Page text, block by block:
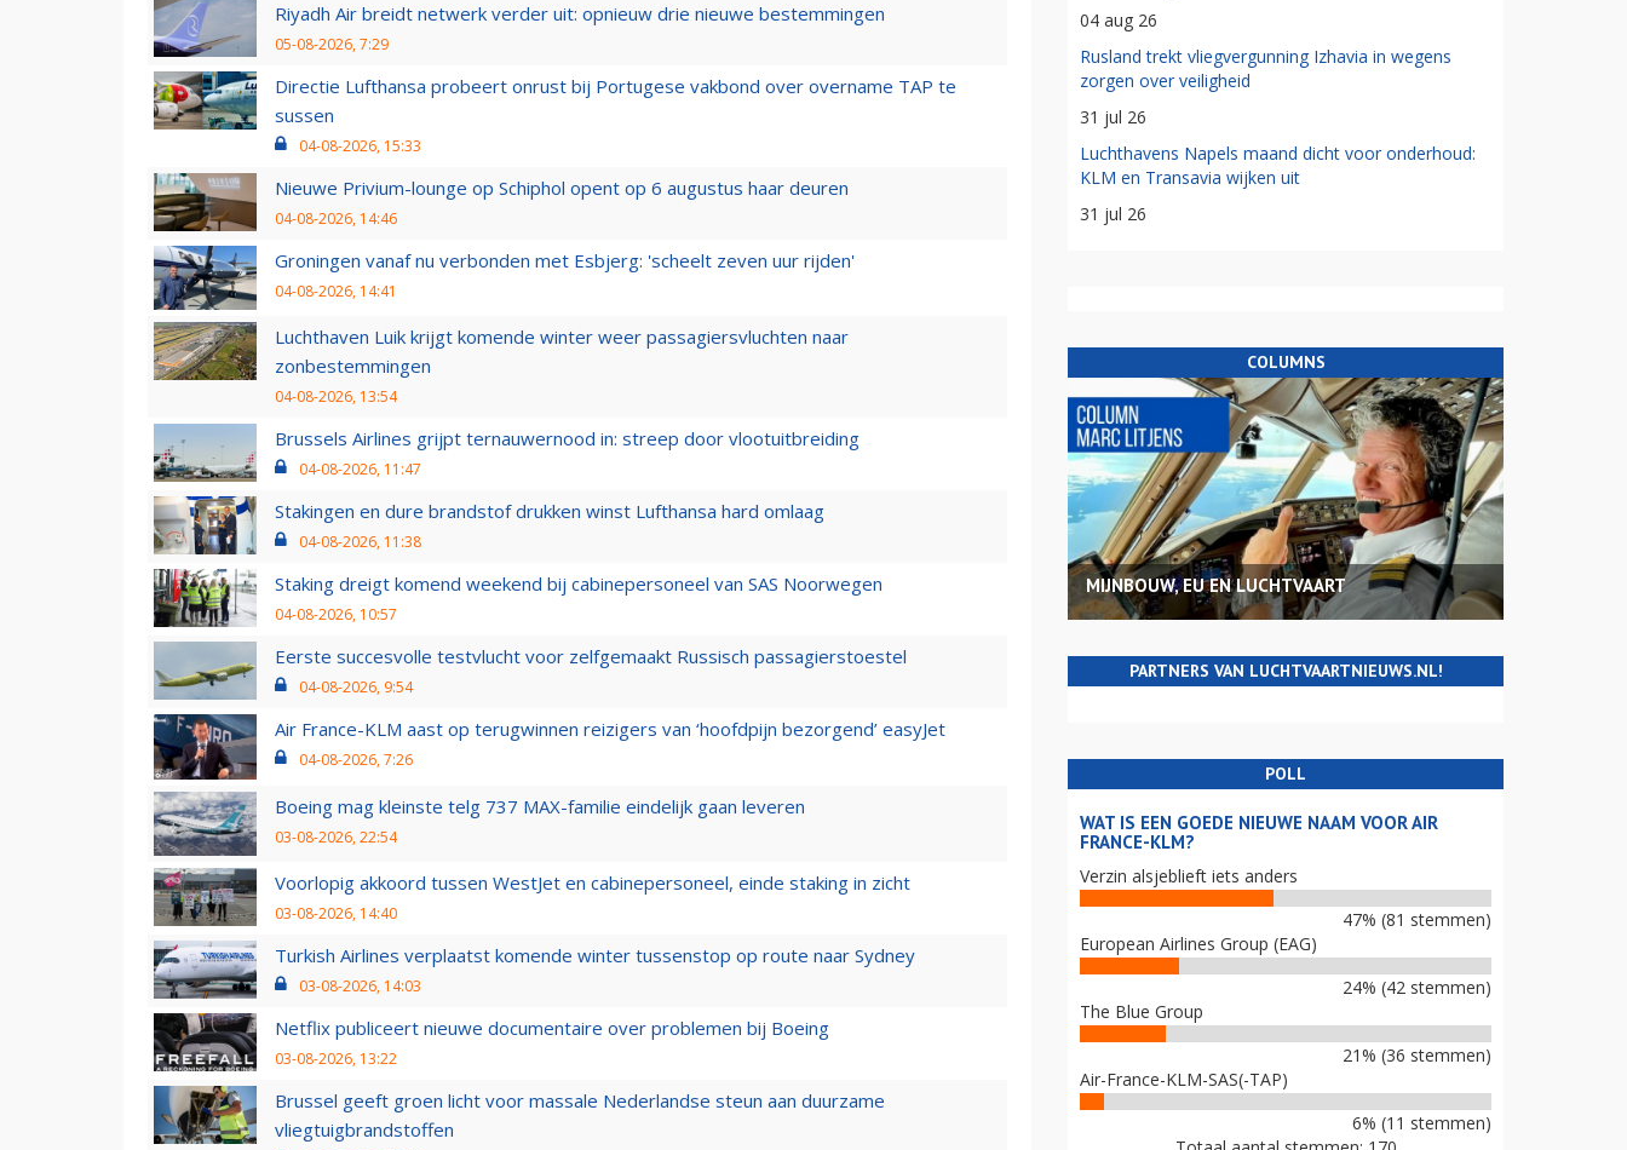
Riyadh Air breidt netwerk verder uit: opnieuw drie nieuwe bestemmingen
05-08-2026, 7:29
Directie Lufthansa probeert onrust bij Portugese vakbond over overname TAP te
sussen
04-08-2026, 15:33
Nieuwe Privium-lounge op Schiphol opent op 6 augustus haar deuren
04-08-2026, 14:46
Groningen vanaf nu verbonden met Esbjerg: 'scheelt zeven uur rijden'
04-08-2026, 14:41
Luchthaven Luik krijgt komende winter weer passagiersvluchten naar
zonbestemmingen
04-08-2026, 13:54
Brussels Airlines grijpt ternauwernood in: streep door vlootuitbreiding
04-08-2026, 11:47
Stakingen en dure brandstof drukken winst Lufthansa hard omlaag
04-08-2026, 11:38
Staking dreigt komend weekend bij cabinepersoneel van SAS Noorwegen
04-08-2026, 10:57
Eerste succesvolle testvlucht voor zelfgemaakt Russisch passagierstoestel
04-08-2026, 9:54
Air France-KLM aast op terugwinnen reizigers van ‘hoofdpijn bezorgend’ easyJet
04-08-2026, 7:26
Boeing mag kleinste telg 737 MAX-familie eindelijk gaan leveren
03-08-2026, 22:54
Voorlopig akkoord tussen WestJet en cabinepersoneel, einde staking in zicht
03-08-2026, 14:40
Turkish Airlines verplaatst komende winter tussenstop op route naar Sydney
03-08-2026, 14:03
Netflix publiceert nieuwe documentaire over problemen bij Boeing
03-08-2026, 13:22
Brussel geeft groen licht voor massale Nederlandse steun aan duurzame
vliegtuigbrandstoffen
04 aug 26
Rusland trekt vliegvergunning Izhavia in wegens
zorgen over veiligheid
31 jul 26
Luchthavens Napels maand dicht voor onderhoud:
KLM en Transavia wijken uit
31 jul 26
COLUMNS
MIJNBOUW, EU EN LUCHTVAART
PARTNERS VAN LUCHTVAARTNIEUWS.NL!
POLL
WAT IS EEN GOEDE NIEUWE NAAM VOOR AIR
FRANCE-KLM?
Verzin alsjeblieft iets anders
47% (81 stemmen)
European Airlines Group (EAG)
24% (42 stemmen)
The Blue Group
21% (36 stemmen)
Air-France-KLM-SAS(-TAP)
6% (11 stemmen)